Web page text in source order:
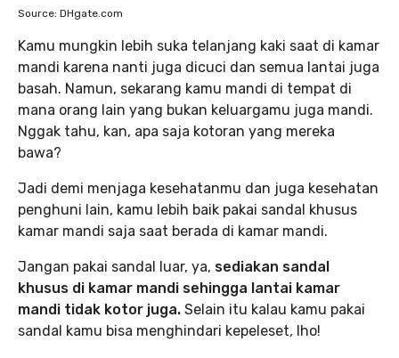
Source: DHgate.com
Kamu mungkin lebih suka telanjang kaki saat di kamar
mandi karena nanti juga dicuci dan semua lantai juga
basah. Namun, sekarang kamu mandi di tempat di
mana orang lain yang bukan keluargamu juga mandi.
Nggak tahu, kan, apa saja kotoran yang mereka
bawa?
Jadi demi menjaga kesehatanmu dan juga kesehatan
penghuni lain, kamu lebih baik pakai sandal khusus
kamar mandi saja saat berada di kamar mandi.
Jangan pakai sandal luar, ya, sediakan sandal
khusus di kamar mandi sehingga lantai kamar
mandi tidak kotor juga. Selain itu kalau kamu pakai
sandal kamu bisa menghindari kepeleset, lho!